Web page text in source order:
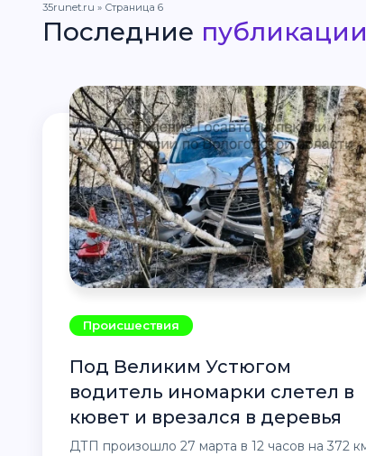
35runet.ru » Страница 6
Последние публикации
Происшествия
Под Великим Устюгом
водитель иномарки слетел в
кювет и врезался в деревья
ДТП произошло 27 марта в 12 часов на 372 км